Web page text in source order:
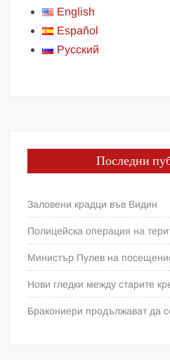
English
Español
Русский
Последни
Заловени крадци във Видин
Полицейска операция на
Министър Пулев на
Нови гледки между старите
Бракониери продължават да